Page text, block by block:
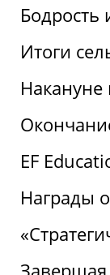
Итоги
EF
Награды
Завершая